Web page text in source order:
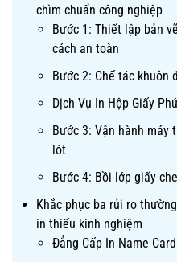
chìm chuẩn công nghiệp
Bước 1: Thiết lập bản
cách an toàn
Bước 2: Chế tác khuôn
Dịch Vụ In Hộp Giấy
Bước 3: Vận hành máy
lót
Bước 4: Bồi lớp giấy
Khắc phục ba rủi ro
in thiếu kinh nghiệm
Đẳng Cấp In Name